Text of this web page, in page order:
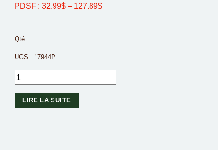
PDSF : 32.99$ – 127.89$
Qté :
UGS : 17944P
LIRE LA SUITE